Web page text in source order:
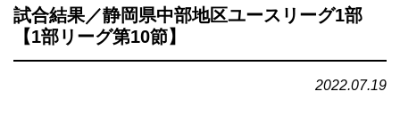
試合結果／静岡県中部地区ユースリーグ1部
【1部リーグ第10節】
2022.07.19